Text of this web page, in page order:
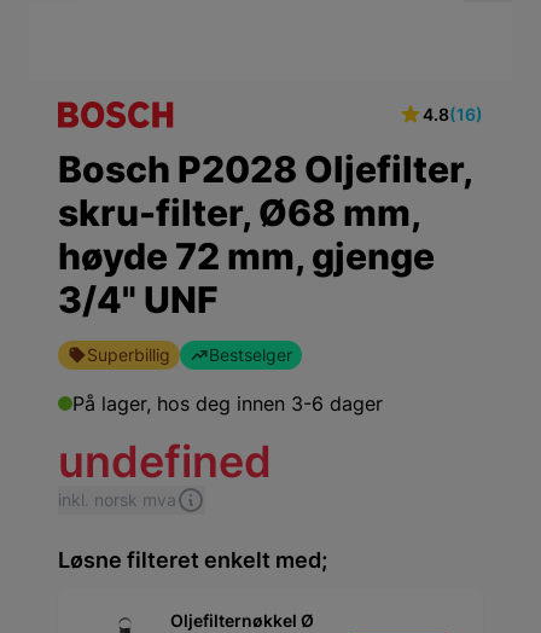
4.8(16)
Bosch P2028 Oljefilter,
skru-filter, Ø68 mm,
høyde 72 mm, gjenge
3/4" UNF
Superbillig Bestselger
På lager, hos deg innen 3-6 dager
undefined
inkl. norsk mva
Løsne filteret enkelt med;
Oljefilternøkkel Ø